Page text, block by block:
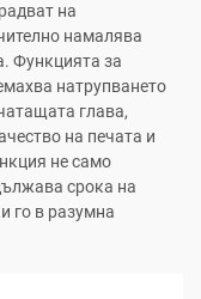
на
намалява
Функцията за
натрупването
глава,
на печата и
не само
срока на
го в разумна